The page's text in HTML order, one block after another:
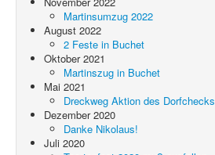
Martinsumzug 2022
August 2022
2 Feste in Buchet
Oktober 2021
Martinszug in Buchet
Mai 2021
Dreckweg Aktion des Dorfchecks
Dezember 2020
Danke Nikolaus!
Juli 2020